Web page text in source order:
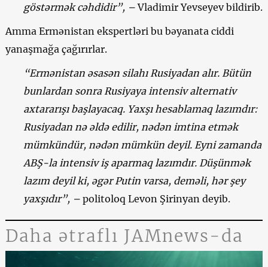
göstərmək cəhdidir”, –Vladimir Yevseyev bildirib.
Amma Ermənistan ekspertləri bu bəyanata ciddi
yanaşmağa çağırırlar.
“Ermənistan əsasən silahı Rusiyadan alır. Bütün
bunlardan sonra Rusiyaya intensiv alternativ
axtararışı başlayacaq. Yaxşı hesablamaq lazımdır:
Rusiyadan nə əldə edilir, nədən imtina etmək
mümkündür, nədən mümkün deyil. Eyni zamanda
ABŞ-la intensiv iş aparmaq lazımdır. Düşünmək
lazım deyil ki, əgər Putin varsa, deməli, hər şey
yaxşıdır”, – politoloq Levon Şirinyan deyib.
Daha ətraflı JAMnews-da